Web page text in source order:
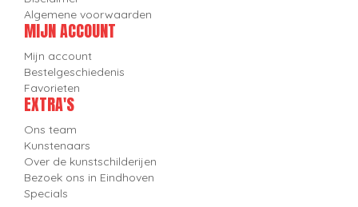
Algemene voorwaarden
MIJN ACCOUNT
Mijn account
Bestelgeschiedenis
Favorieten
EXTRA'S
Ons team
Kunstenaars
Over de kunstschilderijen
Bezoek ons in Eindhoven
Specials